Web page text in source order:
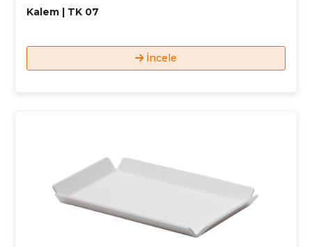
Kalem | TK 07
İncele